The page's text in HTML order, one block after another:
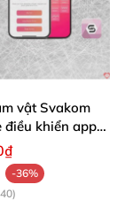
vật Svakom
điều khiển app
âm cao cấp
-36%